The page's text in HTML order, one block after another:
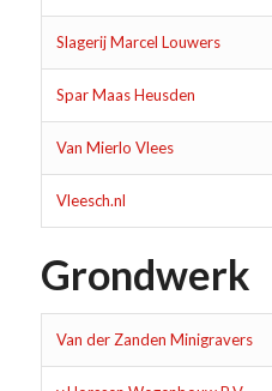
Slagerij Marcel Louwers
Spar Maas Heusden
Van Mierlo Vlees
Vleesch.nl
Grondwerk
Van der Zanden Minigravers